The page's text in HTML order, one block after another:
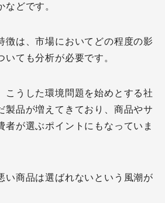
どです。
徴は、市場においてどの程度の影
ても分析が必要です。
こうした環境問題を始めとする社
製品が増えてきており、商品やサ
者が選ぶポイントにもなっていま
い商品は選ばれないという風潮が